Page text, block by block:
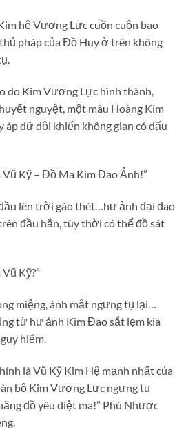
hệ Vương Lực cuồn cuộn bao
pháp của Đồ Huy ở trên không
Kim Vương Lực hình thành,
nguyệt, một màu Hoàng Kim
áp dữ dội khiến không gian có dấu
Kỹ – Đồ Ma Kim Đao Ảnh!”
lên trời gào thét…hư ảnh đại đao
đầu hắn, tùy thời có thể đồ sát
Kỹ?”
miệng, ánh mắt ngưng tụ lại…
từ hư ảnh Kim Đao sắt lẹm kia
hiểm.
là Vũ Kỹ Kim Hệ mạnh nhất của
bộ Kim Vương Lực ngưng tụ
đồ yêu diệt ma!” Phú Nhược